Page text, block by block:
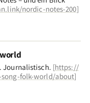
nordic-notes-200]
Journalistisch. [https://
folk-world/about]